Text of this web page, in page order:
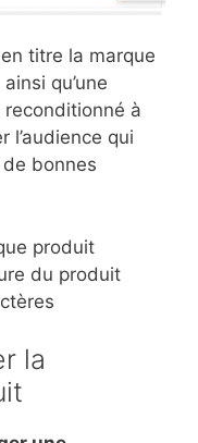
titre la marque
qu’une
à
l’audience qui
bonnes
produit
du produit
la